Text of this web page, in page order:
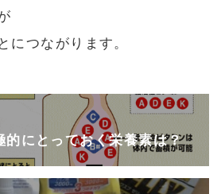
につながります。
的にとっておく栄養素は？